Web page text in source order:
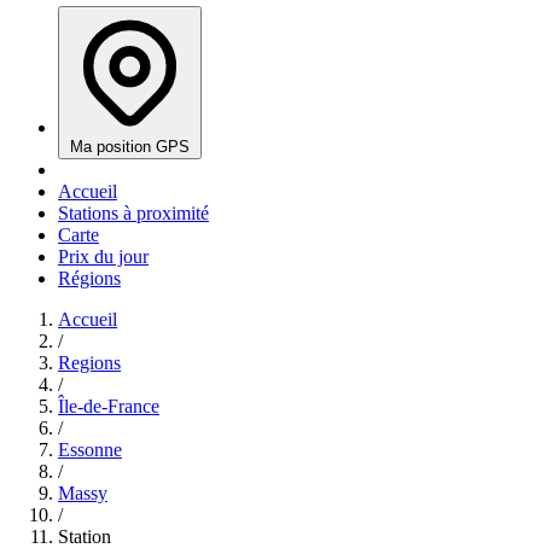
Ma position GPS
Accueil
Stations à proximité
Carte
Prix du jour
Régions
Accueil
/
Regions
/
Île-de-France
/
Essonne
/
Massy
/
Station